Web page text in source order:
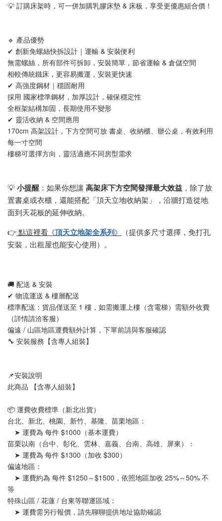
💡 訂購床架時，可一併加購乳膠床墊 & 床板，享受更優惠組合價！
🔹 產品優勢
✔ 創新免螺絲快拆設計｜運輸 & 安裝便利
無需螺絲，所有部件可拆卸，安裝簡單，節省運輸 & 倉儲空間
相較傳統鐵床，更容易搬運，安裝更快速
✔ 高強度鋼材｜穩固耐用
採用 國家標準鋼材，加厚設計，確保穩定性
全框架結構加固，長期使用不變形
✔ 靈活收納 & 空間應用
170cm 高架設計，下方空間可放 書桌、收納櫃、辦公桌，有效利用
每一寸空間
樓梯可選擇方向，靈活適應不同房型需求
💡 小提醒：如果你想讓 高架床下方空間發揮最大效益 ，除了放
置書桌或衣櫃，還能搭配「頂天立地收納架」，沿牆打造從地
面到天花板的延伸收納。
👉 點這裡看 《頂天立地架全系列》
（提供多尺寸選擇，免打孔
安裝，出租屋也能安心使用）。
🚚 配送 & 安裝
✔ 物流運送 & 樓層配送
標準配送：貨品僅送至 1 樓，如需搬運上樓（含電梯）需額外收費
（詳情請洽客服）
偏遠 / 山區地區運費額外計算，下單前請與客服確認
🔧 安裝服務【含專人組裝】
📌安裝說明
此商品 【含專人組裝】
📦 運費收費標準（新北出貨）
台北、新北、桃園、新竹、基隆、苗栗地區：
➤ 運費為 每件 $1000（基本運費）
苗栗以南（台中、彰化、雲林、嘉義、台南、高雄、屏東）：
➤ 運費為 每件 $1300（加收 $300）
偏遠地區：
➤ 運費約為 每件 $1250～$1500，依照地區加收 25%～50% 不
等
特殊山區 / 花蓮 / 台東等聯運區域：
➤ 運費需另行報價，請先聊聊提供地址協助確認